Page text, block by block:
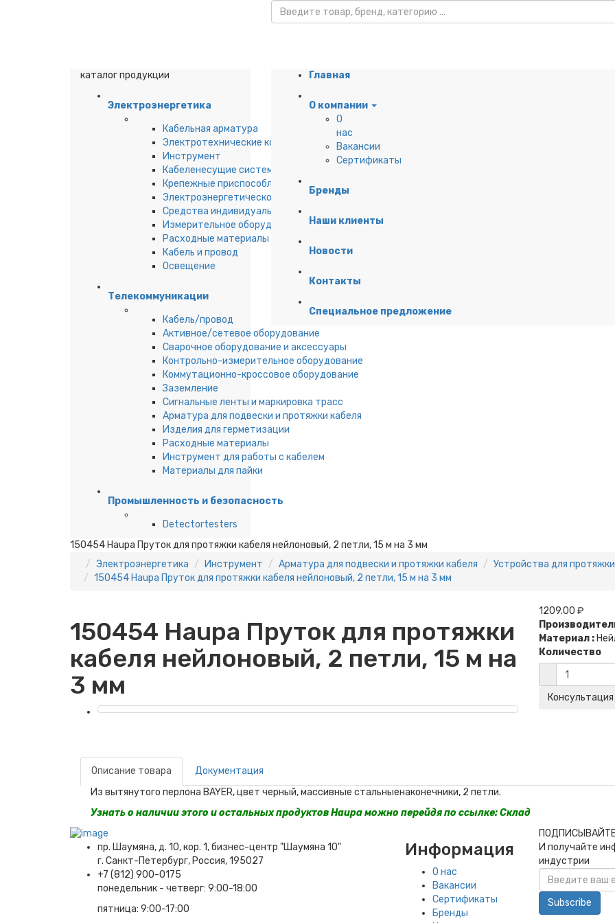
каталог продукции
Электроэнергетика
Кабельная арматура
Электротехнические компоненты
Инструмент
Кабеленесущие системы
Крепежные приспособления для кабеля
Электроэнергетическое оборудование
Средства индивидуальной защиты
Измерительное оборудование
Расходные материалы
Кабель и провод
Освещение
Телекоммуникации
Кабель/провод
Активное/сетевое оборудование
Сварочное оборудование и аксессуары
Контрольно-измерительное оборудование
Коммутационно-кроссовое оборудование
Заземление
Сигнальные ленты и маркировка трасс
Арматура для подвески и протяжки кабеля
Изделия для герметизации
Расходные материалы
Инструмент для работы с кабелем
Материалы для пайки
Промышленность и безопасность
Detectortesters
Главная
О компании
О
нас
Вакансии
Сертификаты
Бренды
Наши клиенты
Новости
Контакты
Специальное предложение
150454 Haupa Пруток для протяжки кабеля нейлоновый, 2 петли, 15 м на 3 мм
Электроэнергетика
Инструмент Арматура для подвески и протяжки кабеля
Устройства для
150454 Haupa Пруток для протяжки кабеля нейлоновый, 2 петли, 15 м на 3 мм
150454 Haupa Пруток для протяжки
кабеля нейлоновый, 2 петли, 15 м на
3 мм
1209.00 ₽
Материал :
Количество
Описание товара
Документация
Из вытянутого перлона BAYER, цвет черный, массивные стальныенаконечники, 2 петли.
Узнать о наличии этого и остальных продуктов Haupa можно перейдя по ссылке:Склад
пр. Шаумяна, д. 10, кор. 1, бизнес-центр "Шаумяна 10"
г. Санкт-Петербург, Россия, 195027
+7 (812) 900-0175
понедельник - четверг: 9:00-18:00
пятница: 9:00-17:00
Информация
О нас
Вакансии
Сертификаты
Бренды
И получайте
индустрии
Subscribe